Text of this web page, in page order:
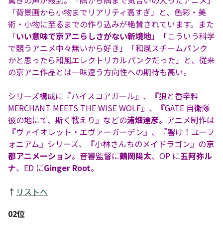
「背景画から小物までリアリティ高すぎ」と、色彩・美
術・小物に至るまでの作り込みが絶賛されています。また
「いい意味で京アニらしさがない新境地」「こういう科学
で競うアニメ中々無いから好き」「和風スチームパンク
かと思ったら和風エレクトリカルパンクだった」と、従来
の京アニ作品とは一味違う方向性への期待も高い。
シリーズ構成に『ハイスコアガール』、『狼と香辛料
MERCHANT MEETS THE WISE WOLF』、『GATE 自衛隊
彼の地にて、斯く戦えり』などの浦畑達彦。アニメ制作は
『ヴァイオレット・エヴァーガーデン』、『響け！ユーフ
ォニアム』シリーズ、『小林さんちのメイドラゴン』の京
都アニメーション。音響監督に鶴岡陽太、OP に五阿弥ル
ナ、ED にGinger Root。
↑ リストへ
02位